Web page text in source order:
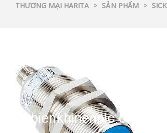
THƯƠNG MẠI HARITA > SẢN PHẨM > SICK